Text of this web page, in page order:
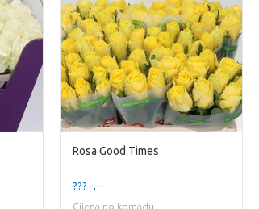
Rosa Good Times
??? -,--
Cijena po komadu